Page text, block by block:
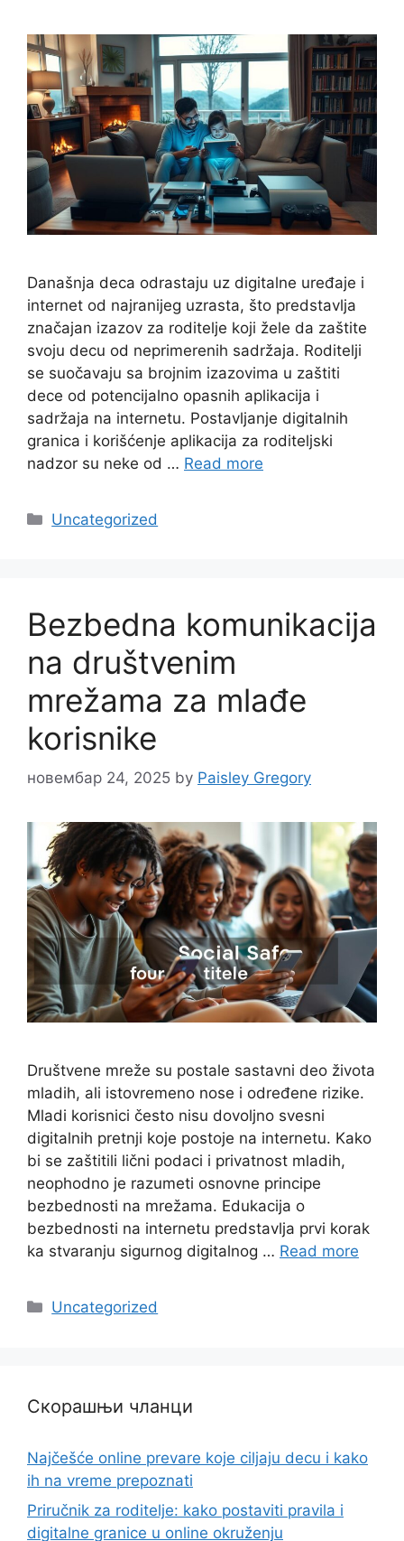
Današnja deca odrastaju uz digitalne uređaje i
internet od najranijeg uzrasta, što predstavlja
značajan izazov za roditelje koji žele da zaštite
svoju decu od neprimerenih sadržaja. Roditelji
se suočavaju sa brojnim izazovima u zaštiti
dece od potencijalno opasnih aplikacija i
sadržaja na internetu. Postavljanje digitalnih
granica i korišćenje aplikacija za roditeljski
nadzor su neke od … Read more
Categories
Uncategorized
Bezbedna komunikacija
na društvenim
mrežama za mlađe
korisnike
новембар 24, 2025 by Paisley Gregory
Društvene mreže su postale sastavni deo života
mladih, ali istovremeno nose i određene rizike.
Mladi korisnici često nisu dovoljno svesni
digitalnih pretnji koje postoje na internetu. Kako
bi se zaštitili lični podaci i privatnost mladih,
neophodno je razumeti osnovne principe
bezbednosti na mrežama. Edukacija o
bezbednosti na internetu predstavlja prvi korak
ka stvaranju sigurnog digitalnog … Read more
Categories
Uncategorized
Скорашњи чланци
Najčešće online prevare koje ciljaju decu i kako
ih na vreme prepoznati
Priručnik za roditelje: kako postaviti pravila i
digitalne granice u online okruženju